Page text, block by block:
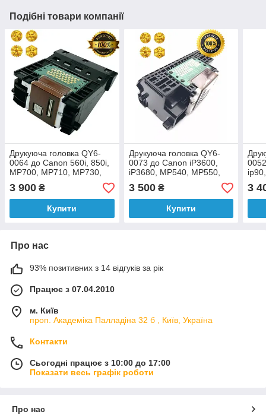
Подібні товари компанії
Друкуюча головка QY6-
0064 до Canon 560i, 850i,
MP700, MP710, MP730,
MP740, i560, i850, iP3100,
iP300
3 900 ₴
Купити
Друкуюча головка QY6-
0073 до Canon iP3600,
iP3680, MP540, MP550,
MP560, MP568, MP620,
MX860, MX868, MX870
3 500₴
Купити
3
Про нас
93% позитивних з 14 відгуків за рік
Працює з 07.04.2010
м. Київ
проп. Академіка Палладіна 32 б , Київ, Україна
Контакти
Сьогодні працює з 10:00 до 17:00
Показати весь графік роботи
Про нас